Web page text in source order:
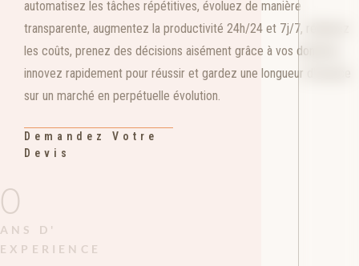
automatisez les tâches répétitives, évoluez de manière
transparente, augmentez la productivité 24h/24 et 7j/7, réduisez
les coûts, prenez des décisions aisément grâce à vos données,
innovez rapidement pour réussir et gardez une longueur d'avance
sur un marché en perpétuelle évolution.
Demandez Votre
Devis
0
ANS D'
EXPERIENCE